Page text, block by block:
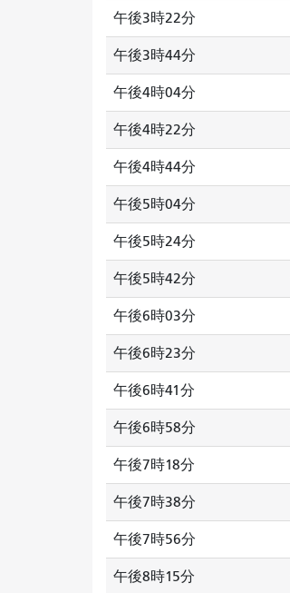
午後3時22分
午後3時44分
午後4時04分
午後4時22分
午後4時44分
午後5時04分
午後5時24分
午後5時42分
午後6時03分
午後6時23分
午後6時41分
午後6時58分
午後7時18分
午後7時38分
午後7時56分
午後8時15分